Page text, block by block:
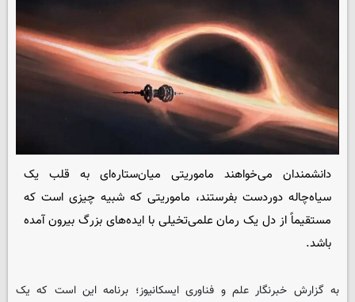
دانشمندان می‌خواهند ماموریتی میان‌ستاره‌ای به قلب یک
سیاه‌چاله دوردست بفرستند، ماموریتی که شبیه چیزی است که
مستقیماً از دل یک رمان علمی‌تخیلی با ایده‌های بزرگ بیرون آمده
باشد.
به گزارش خبرنگار علم و فناوریایسکانیوز؛ برنامه این است که یک